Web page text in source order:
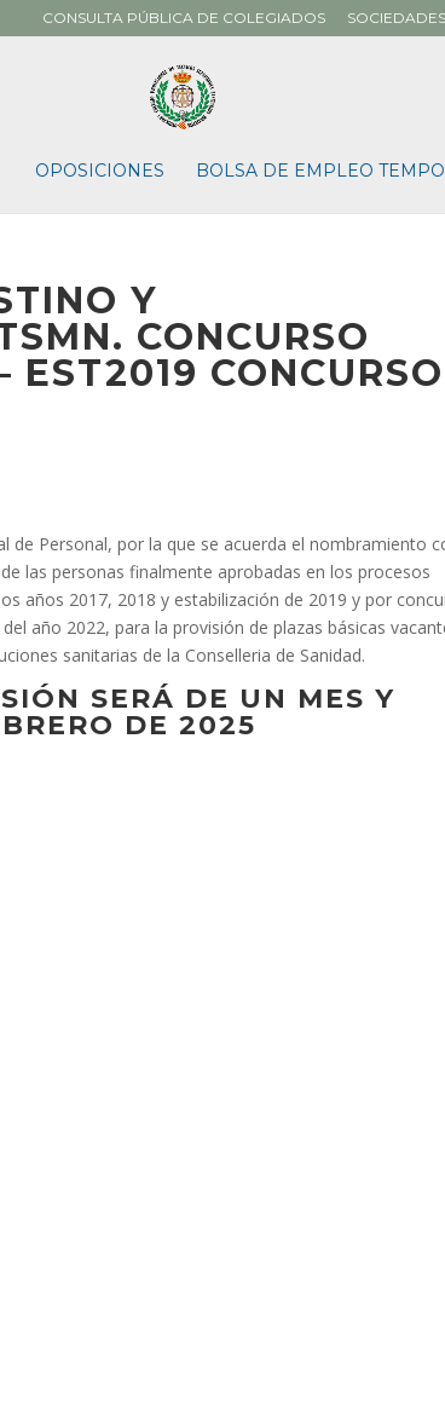
CONSULTA PÚBLICA DE COLEGIADOS
OPOSICIONES BOLSA DE EMPLEO
Y
CONCURSO
CONCURSO
de Personal, por la que se acuerda el nombramiento
las personas finalmente aprobadas en los procesos
años 2017, 2018 y estabilización de 2019 y por
año 2022, para la provisión de plazas básicas
sanitarias de la Conselleria de Sanidad.
SERÁ DE UN MES Y
DE 2025